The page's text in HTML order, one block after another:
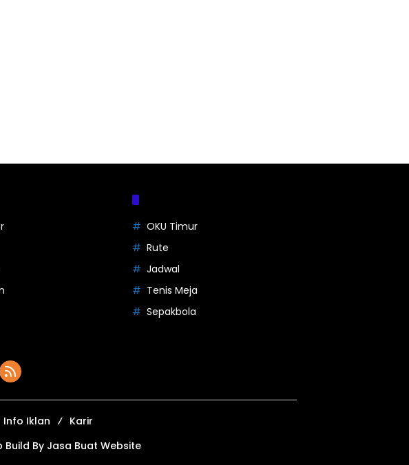
OKU Timur
Rute
Jadwal
Tenis Meja
Sepakbola
Info Iklan
Karir
Build By Jasa Buat Website